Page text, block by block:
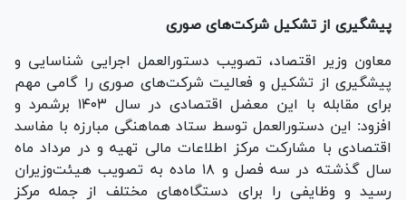
پیشگیری از تشکیل شرکت‌های صوری
معاون وزیر اقتصاد، تصویب دستورالعمل اجرایی شناسایی و
پیشگیری از تشکیل و فعالیت شرکت‌های صوری را گامی مهم
برای مقابله با این معضل اقتصادی در سال ۱۴۰۳ برشمرد و
افزود: این دستورالعمل توسط ستاد هماهنگی مبارزه با مفاسد
اقتصادی با مشارکت مرکز اطلاعات مالی تهیه و در مرداد ماه
سال گذشته در سه فصل و ۱۸ ماده به تصویب هیئت‌وزیران
رسید و وظایفی را برای دستگاه‌های مختلف از جمله مرکز